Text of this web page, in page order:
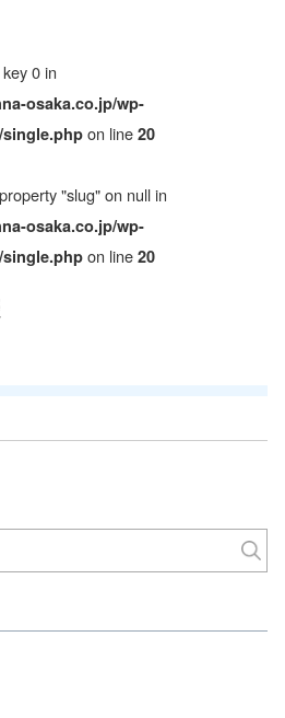
0 in
osaka.co.jp/wp-
single.php on line 20
"slug" on null in
osaka.co.jp/wp-
single.php on line 20